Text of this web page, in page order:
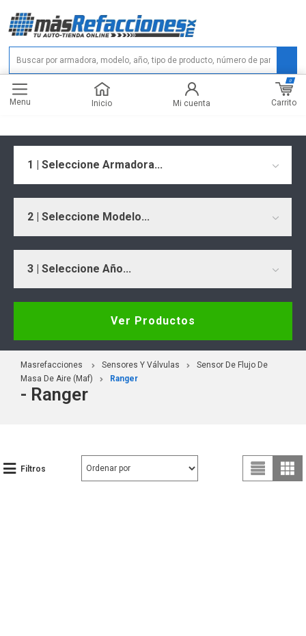
Menu Inicio Mi cuenta Carrito
0
1 | Seleccione Armadora...
2 | Seleccione Modelo...
3 | Seleccione Año...
Ver Productos
Masrefacciones Sensores Y Válvulas
Sensor De Flujo De
Masa De Aire (Maf)
Ranger
- Ranger
Filtros